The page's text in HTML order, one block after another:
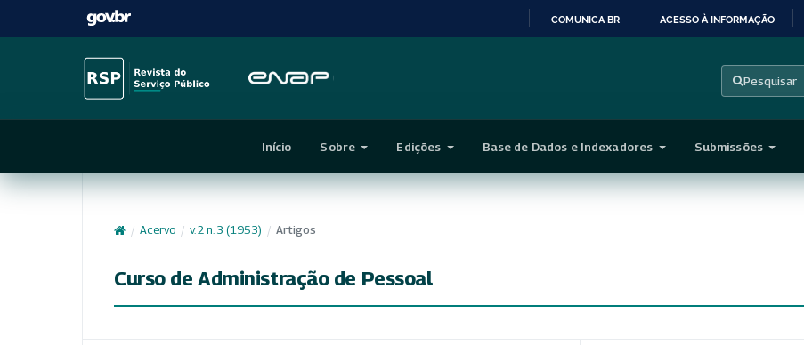
CONTEÚDO
COMUNICA BR ACESSO À INFORMAÇÃO
Pesquisar
Início Sobre Edições Base de Dados e Indexadores Submissões
/ Acervo / v. 2 n. 3 (1953) / Artigos
Curso de Administração de Pessoal